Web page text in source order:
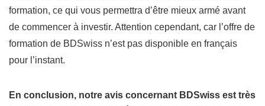
formation, ce qui vous permettra d’être mieux armé avant
de commencer à investir. Attention cependant, car l’offre de
formation de BDSwiss n’est pas disponible en français
pour l’instant.
En conclusion, notre avis concernant BDSwiss est très